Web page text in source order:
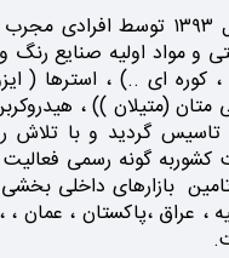
صنایع شیمیایی پترو آریا دیان گستر قم در
مواد اولیه صنایع رنگ
کوره ای ..) ، استرها (
متان (متیلان )) ،
گردید و با تلاش
گونه رسمی
بازارهای داخلی
، عراق ،پاکستان ، عمان ،